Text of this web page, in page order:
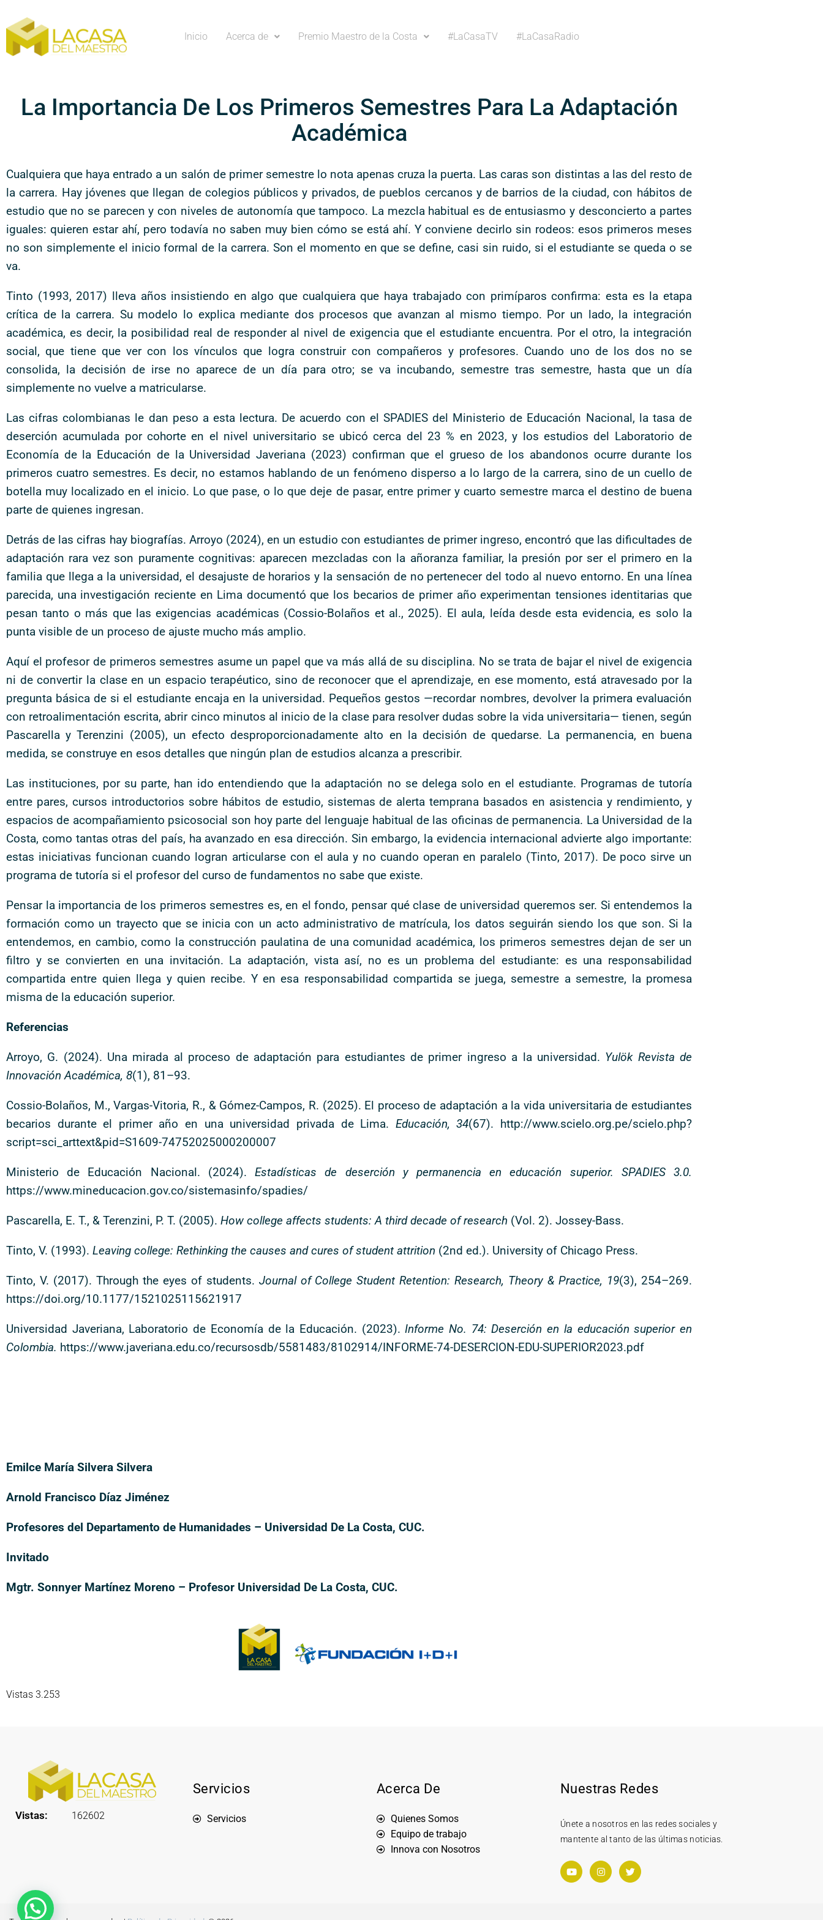
Inicio Acerca de Premio Maestro de la Costa #LaCasaTV #LaCasaRadio
La Importancia De Los Primeros Semestres Para La Adaptación
Académica
Cualquiera que haya entrado a un salón de primer semestre lo nota apenas cruza la puerta. Las caras son distintas a las del resto de
la carrera. Hay jóvenes que llegan de colegios públicos y privados, de pueblos cercanos y de barrios de la ciudad, con hábitos de
estudio que no se parecen y con niveles de autonomía que tampoco. La mezcla habitual es de entusiasmo y desconcierto a partes
iguales: quieren estar ahí, pero todavía no saben muy bien cómo se está ahí. Y conviene decirlo sin rodeos: esos primeros meses
no son simplemente el inicio formal de la carrera. Son el momento en que se define, casi sin ruido, si el estudiante se queda o se
va.
Tinto (1993, 2017) lleva años insistiendo en algo que cualquiera que haya trabajado con primíparos confirma: esta es la etapa
crítica de la carrera. Su modelo lo explica mediante dos procesos que avanzan al mismo tiempo. Por un lado, la integración
académica, es decir, la posibilidad real de responder al nivel de exigencia que el estudiante encuentra. Por el otro, la integración
social, que tiene que ver con los vínculos que logra construir con compañeros y profesores. Cuando uno de los dos no se
consolida, la decisión de irse no aparece de un día para otro; se va incubando, semestre tras semestre, hasta que un día
simplemente no vuelve a matricularse.
Las cifras colombianas le dan peso a esta lectura. De acuerdo con el SPADIES del Ministerio de Educación Nacional, la tasa de
deserción acumulada por cohorte en el nivel universitario se ubicó cerca del 23 % en 2023, y los estudios del Laboratorio de
Economía de la Educación de la Universidad Javeriana (2023) confirman que el grueso de los abandonos ocurre durante los
primeros cuatro semestres. Es decir, no estamos hablando de un fenómeno disperso a lo largo de la carrera, sino de un cuello de
botella muy localizado en el inicio. Lo que pase, o lo que deje de pasar, entre primer y cuarto semestre marca el destino de buena
parte de quienes ingresan.
Detrás de las cifras hay biografías. Arroyo (2024), en un estudio con estudiantes de primer ingreso, encontró que las dificultades de
adaptación rara vez son puramente cognitivas: aparecen mezcladas con la añoranza familiar, la presión por ser el primero en la
familia que llega a la universidad, el desajuste de horarios y la sensación de no pertenecer del todo al nuevo entorno. En una línea
parecida, una investigación reciente en Lima documentó que los becarios de primer año experimentan tensiones identitarias que
pesan tanto o más que las exigencias académicas (Cossio-Bolaños et al., 2025). El aula, leída desde esta evidencia, es solo la
punta visible de un proceso de ajuste mucho más amplio.
Aquí el profesor de primeros semestres asume un papel que va más allá de su disciplina. No se trata de bajar el nivel de exigencia
ni de convertir la clase en un espacio terapéutico, sino de reconocer que el aprendizaje, en ese momento, está atravesado por la
pregunta básica de si el estudiante encaja en la universidad. Pequeños gestos —recordar nombres, devolver la primera evaluación
con retroalimentación escrita, abrir cinco minutos al inicio de la clase para resolver dudas sobre la vida universitaria— tienen, según
Pascarella y Terenzini (2005), un efecto desproporcionadamente alto en la decisión de quedarse. La permanencia, en buena
medida, se construye en esos detalles que ningún plan de estudios alcanza a prescribir.
Las instituciones, por su parte, han ido entendiendo que la adaptación no se delega solo en el estudiante. Programas de tutoría
entre pares, cursos introductorios sobre hábitos de estudio, sistemas de alerta temprana basados en asistencia y rendimiento, y
espacios de acompañamiento psicosocial son hoy parte del lenguaje habitual de las oficinas de permanencia. La Universidad de la
Costa, como tantas otras del país, ha avanzado en esa dirección. Sin embargo, la evidencia internacional advierte algo importante:
estas iniciativas funcionan cuando logran articularse con el aula y no cuando operan en paralelo (Tinto, 2017). De poco sirve un
programa de tutoría si el profesor del curso de fundamentos no sabe que existe.
Pensar la importancia de los primeros semestres es, en el fondo, pensar qué clase de universidad queremos ser. Si entendemos la
formación como un trayecto que se inicia con un acto administrativo de matrícula, los datos seguirán siendo los que son. Si la
entendemos, en cambio, como la construcción paulatina de una comunidad académica, los primeros semestres dejan de ser un
filtro y se convierten en una invitación. La adaptación, vista así, no es un problema del estudiante: es una responsabilidad
compartida entre quien llega y quien recibe. Y en esa responsabilidad compartida se juega, semestre a semestre, la promesa
misma de la educación superior.
Referencias
Arroyo, G. (2024). Una mirada al proceso de adaptación para estudiantes de primer ingreso a la universidad. Yulök Revista de
Innovación Académica, 8(1), 81–93.
Cossio-Bolaños, M., Vargas-Vitoria, R., & Gómez-Campos, R. (2025). El proceso de adaptación a la vida universitaria de estudiantes
becarios durante el primer año en una universidad privada de Lima. Educación, 34(67). http://www.scielo.org.pe/scielo.php?
script=sci_arttext&pid=S1609-74752025000200007
Ministerio de Educación Nacional. (2024).Estadísticas de deserción y permanencia en educación superior. SPADIES 3.0.
https://www.mineducacion.gov.co/sistemasinfo/spadies/
Pascarella, E. T., & Terenzini, P. T. (2005). How college affects students: A third decade of research (Vol. 2). Jossey-Bass.
Tinto, V. (1993). Leaving college: Rethinking the causes and cures of student attrition (2nd ed.). University of Chicago Press.
Tinto, V. (2017). Through the eyes of students. Journal of College Student Retention: Research, Theory & Practice, 19(3), 254–269.
https://doi.org/10.1177/1521025115621917
Universidad Javeriana, Laboratorio de Economía de la Educación. (2023).Informe No. 74: Deserción en la educación superior en
Colombia. https://www.javeriana.edu.co/recursosdb/5581483/8102914/INFORME-74-DESERCION-EDU-SUPERIOR2023.pdf
Emilce María Silvera Silvera
Arnold Francisco Díaz Jiménez
Profesores del Departamento de Humanidades – Universidad De La Costa, CUC.
Invitado
Mgtr. Sonnyer Martínez Moreno – Profesor Universidad De La Costa, CUC.
Vistas 3.253
Vistas: 162602
Servicios
Servicios
Acerca De
Quienes Somos
Equipo de trabajo
Innova con Nosotros
Nuestras Redes
Únete a nosotros en las redes sociales y
mantente al tanto de las últimas noticias.